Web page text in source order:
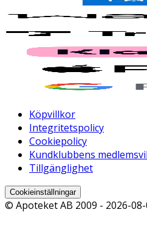
Köpvillkor
Integritetspolicy
Cookiepolicy
Kundklubbens
Tillgänglighet
Cookieinställningar
© Apoteket AB 2009 - 2026-